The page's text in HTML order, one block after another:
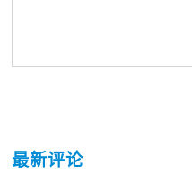
最新评论